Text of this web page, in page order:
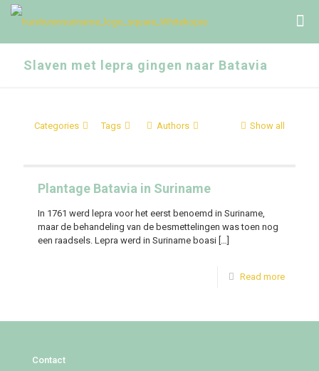
Slaven met lepra gingen naar Batavia
Categories Tags Authors Show all
Plantage Batavia in Suriname
In 1761 werd lepra voor het eerst benoemd in Suriname,
maar de behandeling van de besmettelingen was toen nog
een raadsels. Lepra werd in Suriname boasi […]
Read more
Contact